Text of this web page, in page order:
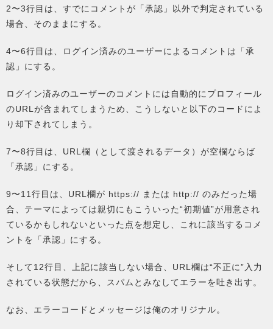
2〜3行目は、すでにコメントが「承認」以外で判定されている
場合、そのままにする。
4〜6行目は、ログイン済みのユーザーによるコメントは「承
認」にする。
ログイン済みのユーザーのコメントには自動的にプロフィール
のURLが含まれてしまうため、こうしないと以下のコードによ
り却下されてしまう。
7〜8行目は、URL欄（として渡されるデータ）が空欄ならば
「承認」にする。
9〜11行目は、URL欄が https:// または http:// のみだった場
合、テーマによっては親切にもこういった“初期値”が用意され
ているかもしれないといった点を想定し、これに該当するコメ
ントを「承認」にする。
そして12行目、上記に該当しない場合、URL欄は“不正に”入力
されている状態だから、スパムとみなしてエラーを吐き出す。
なお、エラーコードとメッセージは俺のオリジナル。